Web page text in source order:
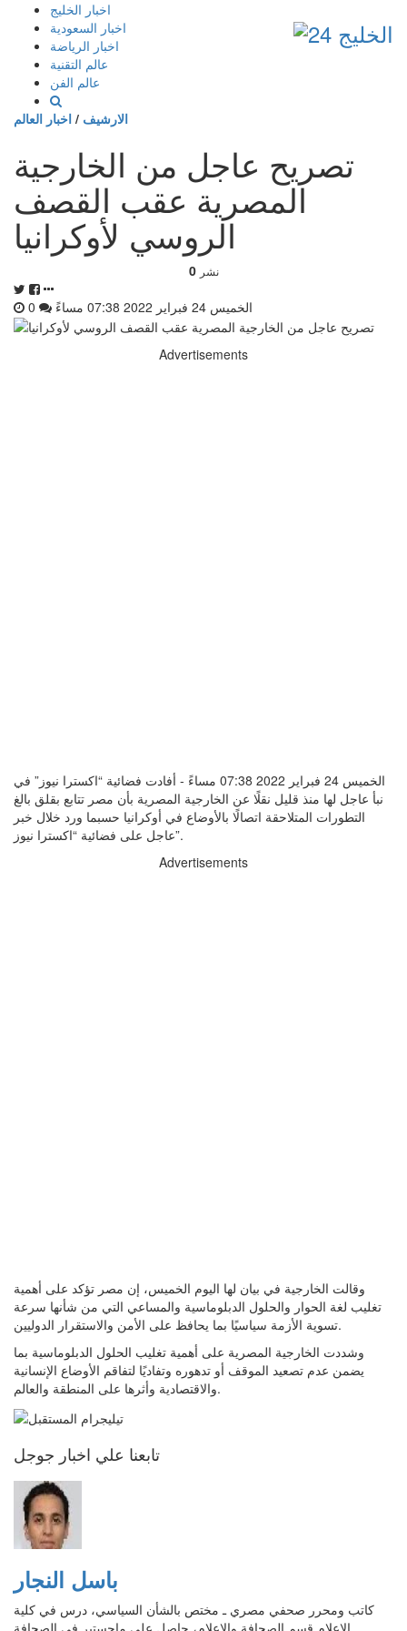
إذهب
المحتوى
اخبار الخليج
اخبار السعودية
اخبار الرياضة
عالم التقنية
عالم الفن
الارشيف / اخبار العالم
تصريح عاجل من الخارجية
المصرية عقب القصف
الروسي لأوكرانيا
0 نشر
الخميس 24 فبراير 2022 07:38 مساءً
Advertisements
الخميس 24 فبراير 2022 07:38 مساءً - أفادت فضائية “اكسترا نيوز” في
نبأ عاجل لها منذ قليل نقلًا عن الخارجية المصرية بأن مصر تتابع بقلق بالغ
التطورات المتلاحقة اتصالًا بالأوضاع في أوكرانيا حسبما ورد خلال خبر
عاجل على فضائية “اكسترا نيوز”.
Advertisements
وقالت الخارجية في بيان لها اليوم الخميس، إن مصر تؤكد على أهمية
تغليب لغة الحوار والحلول الدبلوماسية والمساعي التي من شأنها سرعة
تسوية الأزمة سياسيًا بما يحافظ على الأمن والاستقرار الدوليين.
وشددت الخارجية المصرية على أهمية تغليب الحلول الدبلوماسية بما
يضمن عدم تصعيد الموقف أو تدهوره وتفاديًا لتفاقم الأوضاع الإنسانية
والاقتصادية وأثرها على المنطقة والعالم.
تابعنا علي اخبار جوجل
باسل النجار
كاتب ومحرر صحفي مصري ـ مختص بالشأن السياسي، درس في كلية
الاعلام قسم الصحافة والإعلام، حاصل على ماجستير في الصحافة